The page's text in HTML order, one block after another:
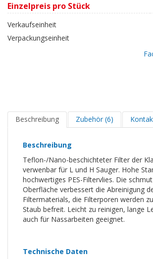
Einzelpreis pro Stück
Verkaufseinheit
Verpackungseinheit
Beschreibung Zubehör (6)
Beschreibung
Teflon-/Nano-beschichteter Filter der
verwenbar für L und H Sauger. Hohe
hochwertiges PES-Filtervlies. Die
Oberfläche verbessert die Abreinigung
Filtermaterials, die Filterporen werden
Staub befreit. Leicht zu reinigen, lange
auch für Nassarbeiten geeignet.
Technische Daten